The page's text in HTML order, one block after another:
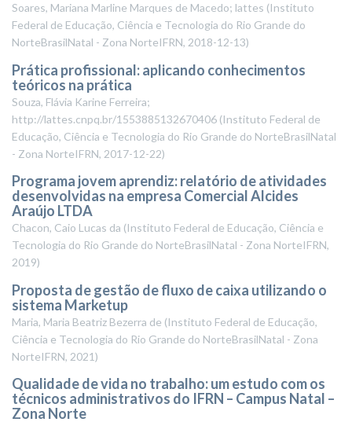
Soares, Mariana Marline Marques de Macedo; lattes (Instituto
Federal de Educação, Ciência e Tecnologia do Rio Grande do
NorteBrasilNatal - Zona NorteIFRN, 2018-12-13)
Prática profissional: aplicando conhecimentos
teóricos na prática
Souza, Flávia Karine Ferreira;
http://lattes.cnpq.br/1553885132670406 (Instituto Federal de
Educação, Ciência e Tecnologia do Rio Grande do NorteBrasilNatal
- Zona NorteIFRN, 2017-12-22)
Programa jovem aprendiz: relatório de atividades
desenvolvidas na empresa Comercial Alcides
Araújo LTDA
Chacon, Caio Lucas da (Instituto Federal de Educação, Ciência e
Tecnologia do Rio Grande do NorteBrasilNatal - Zona NorteIFRN,
2019)
Proposta de gestão de fluxo de caixa utilizando o
sistema Marketup
Maria, Maria Beatriz Bezerra de (Instituto Federal de Educação,
Ciência e Tecnologia do Rio Grande do NorteBrasilNatal - Zona
NorteIFRN, 2021)
Qualidade de vida no trabalho: um estudo com os
técnicos administrativos do IFRN – Campus Natal –
Zona Norte